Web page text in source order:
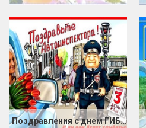
Поздравления с днем ГИБДД 2019